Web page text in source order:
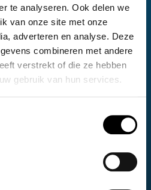
te analyseren. Ook delen we
van onze site met onze
adverteren en analyse. Deze
combineren met andere
verstrekt of die ze hebben
gebruik van hun services.
verfijnde, nauw aansluitende
volledig digitale 10,2″ digitale
is, terwijl zacht
opvallende accenten zoals blauwe